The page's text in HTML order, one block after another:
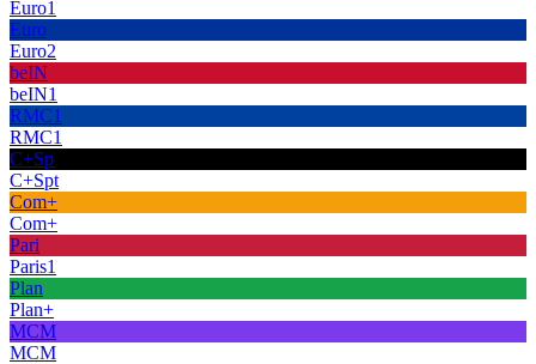
Euro1
Euro
Euro2
beIN
beIN1
RMC1
RMC1
C+Sp
C+Spt
Com+
Com+
Pari
Paris1
Plan
Plan+
MCM
MCM